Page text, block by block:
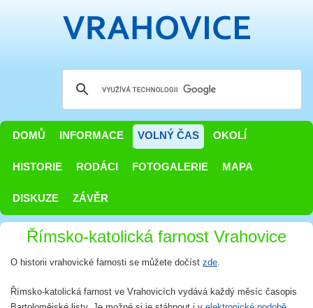
DOMŮ INFORMACE VOLNÝ ČAS OKOLÍ
HISTORIE RODÁCI FOTOGALERIE MAPA
DISKUZE ZÁVĚR
Římsko-katolická farnost Vrahovice
O historii vrahovické farnosti se můžete dočíst zde.
Římsko-katolická farnost ve Vrahovicích vydává každý měsíc časopis